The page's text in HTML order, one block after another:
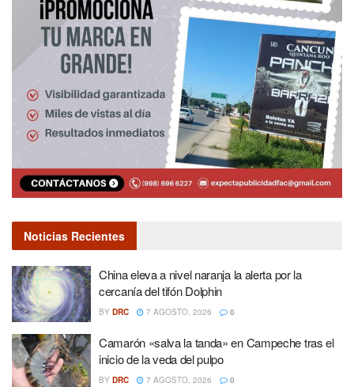
Noticias Recientes
China eleva a nivel naranja la alerta por la
cercanía del tifón Dolphin
BY DRC 7 AGOSTO, 2026 0
Camarón «salva la tanda» en Campeche tras el
inicio de la veda del pulpo
BY DRC 7 AGOSTO, 2026 0